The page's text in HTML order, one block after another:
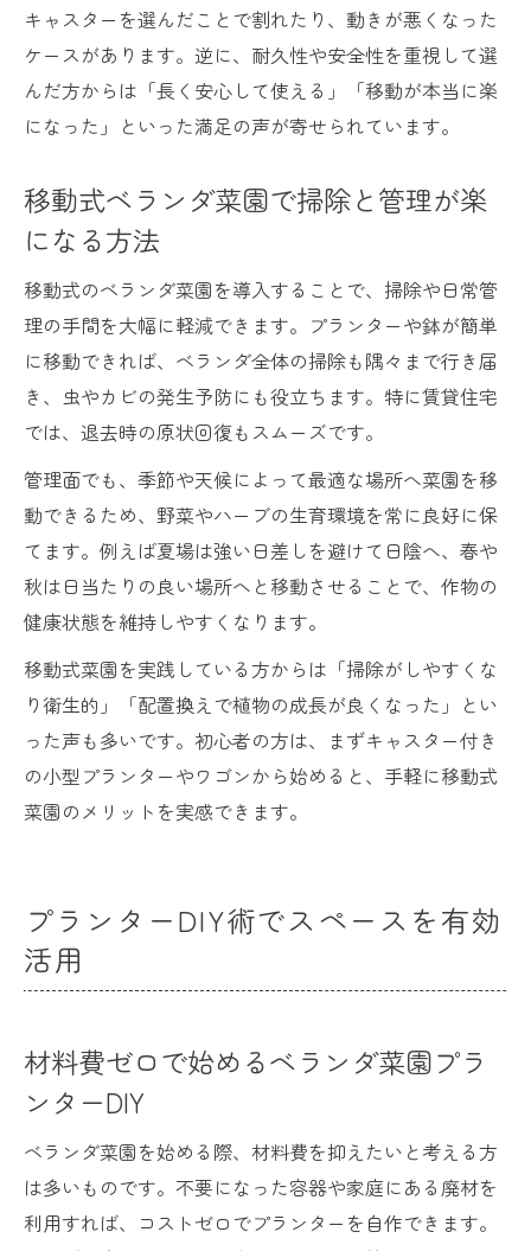
キャスターを選んだことで割れたり、動きが悪くなった
ケースがあります。逆に、耐久性や安全性を重視して選
んだ方からは「長く安心して使える」「移動が本当に楽
になった」といった満足の声が寄せられています。
移動式ベランダ菜園で掃除と管理が楽
になる方法
移動式のベランダ菜園を導入することで、掃除や日常管
理の手間を大幅に軽減できます。プランターや鉢が簡単
に移動できれば、ベランダ全体の掃除も隅々まで行き届
き、虫やカビの発生予防にも役立ちます。特に賃貸住宅
では、退去時の原状回復もスムーズです。
管理面でも、季節や天候によって最適な場所へ菜園を移
動できるため、野菜やハーブの生育環境を常に良好に保
てます。例えば夏場は強い日差しを避けて日陰へ、春や
秋は日当たりの良い場所へと移動させることで、作物の
健康状態を維持しやすくなります。
移動式菜園を実践している方からは「掃除がしやすくな
り衛生的」「配置換えで植物の成長が良くなった」とい
った声も多いです。初心者の方は、まずキャスター付き
の小型プランターやワゴンから始めると、手軽に移動式
菜園のメリットを実感できます。
プランターDIY術でスペースを有効
活用
材料費ゼロで始めるベランダ菜園プラ
ンターDIY
ベランダ菜園を始める際、材料費を抑えたいと考える方
は多いものです。不要になった容器や家庭にある廃材を
利用すれば、コストゼロでプランターを自作できます。